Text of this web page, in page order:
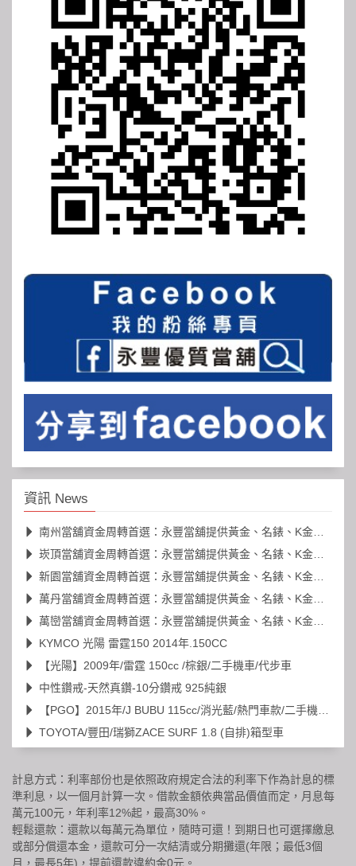
資訊 News
南州當舖資金周轉首選：永豐當舖提供黃金、名錶、K金高價典當
崁頂當舖資金周轉首選：永豐當舖提供黃金、名錶、K金高價典當
新園當舖資金周轉首選：永豐當舖提供黃金、名錶、K金高價典當
萬丹當舖資金周轉首選：永豐當舖提供黃金、名錶、K金高價典當
萬巒當舖資金周轉首選：永豐當舖提供黃金、名錶、K金高價典當
KYMCO 光陽 雷霆150 2014年.150CC
【光陽】2009年/雷霆 150cc /棕銀/二手機車/代步車
中性鑽戒-天然真鑽-10分鑽戒 925純銀
【PGO】2015年/J BUBU 115cc/消光藍/熱門車款/二手機車/代步車
TOYOTA/豐田/瑞獅ZACE SURF 1.8 (自排)箱型車
計息方式：利率部份也是依照政府規定合法的利率下作為計息的標
準利息，以一個月計算一次。借款金額依典當品價值而定，月息每
萬元100元，年利率12%起，最高30%。
輕鬆還款：還款以每萬元為單位，隨時可還！到期日也可選擇繳息
或部分償還本金，還款可分一次結清或分期攤還(年限；最低3個
月，最長5年)，提前還款違約金0元。